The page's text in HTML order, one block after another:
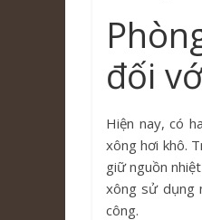
đối
Hiện nay, có
xông hơi khô.
giữ nguồn
xông sử dụng
công.